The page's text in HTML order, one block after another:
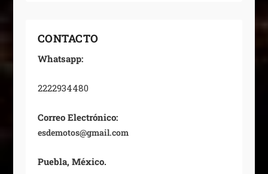
CONTACTO
Whatsapp:
2222934480
Correo Electrónico:
esdemotos@gmail.com
Puebla, México.